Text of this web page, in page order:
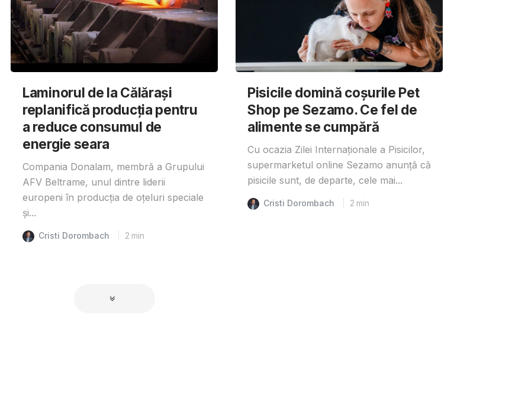
Laminorul de la Călărași
replanifică producția pentru
a reduce consumul de
energie seara
Compania Donalam, membră a Grupului
AFV Beltrame, unul dintre liderii
europeni în producția de oțeluri speciale
și...
Cristi Dorombach 2 min
Pisicile domină coșurile Pet
Shop pe Sezamo. Ce fel de
alimente se cumpără
Cu ocazia Zilei Internaționale a Pisicilor,
supermarketul online Sezamo anunță că
pisicile sunt, de departe, cele mai...
Cristi Dorombach 2 min